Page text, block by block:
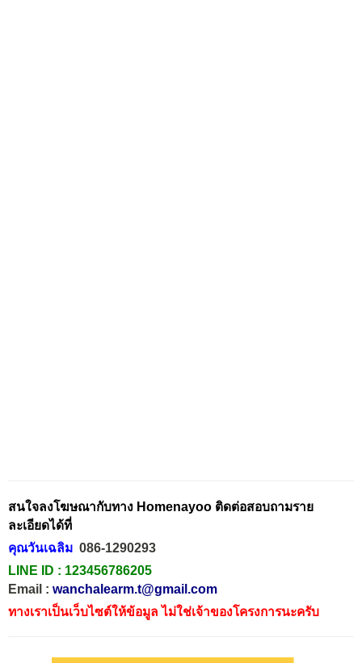
สนใจลงโฆษณากับทาง Homenayoo ติดต่อสอบถามราย
ละเอียดได้ที่
คุณวันเฉลิม 086-1290293
LINE ID : 123456786205
Email : wanchalearm.t@gmail.com
ทางเราเป็นเว็บไซต์ให้ข้อมูล ไม่ใช่เจ้าของโครงการนะครับ